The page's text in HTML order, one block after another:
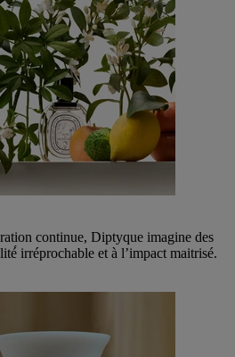
continue, Diptyque imagine des
irréprochable et à l’impact maitrisé.